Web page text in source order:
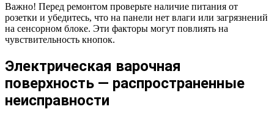
Важно! Перед ремонтом проверьте наличие питания от
розетки и убедитесь, что на панели нет влаги или загрязнений
на сенсорном блоке. Эти факторы могут повлиять на
чувствительность кнопок.
Электрическая варочная
поверхность — распространенные
неисправности